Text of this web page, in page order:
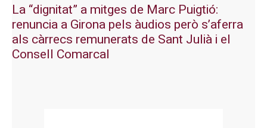
La “dignitat” a mitges de Marc Puigtió:
renuncia a Girona pels àudios però s’aferra
als càrrecs remunerats de Sant Julià i el
Consell Comarcal